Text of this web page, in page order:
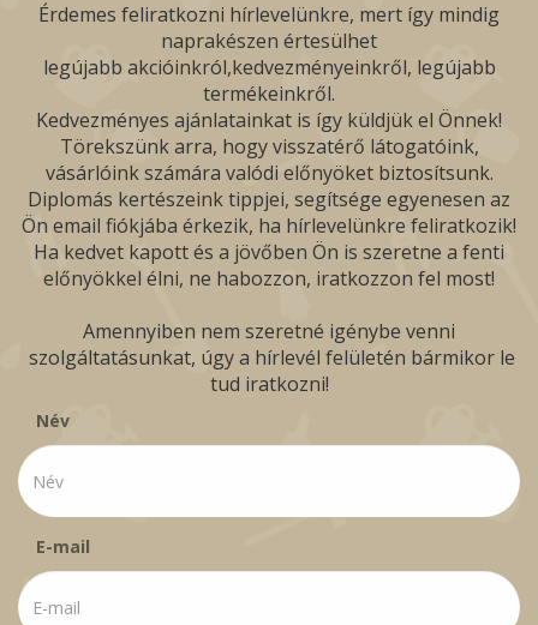
Érdemes feliratkozni hírlevelünkre, mert így mindig
naprakészen értesülhet
legújabb akcióinkról,kedvezményeinkről, legújabb
termékeinkről.
Kedvezményes ajánlatainkat is így küldjük el Önnek!
Törekszünk arra, hogy visszatérő látogatóink,
vásárlóink számára valódi előnyöket biztosítsunk.
Diplomás kertészeink tippjei, segítsége egyenesen az
Ön email fiókjába érkezik, ha hírlevelünkre feliratkozik!
Ha kedvet kapott és a jövőben Ön is szeretne a fenti
előnyökkel élni, ne habozzon, iratkozzon fel most!
Amennyiben nem szeretné igénybe venni
szolgáltatásunkat, úgy a hírlevél felületén bármikor le
tud iratkozni!
Név
E-mail